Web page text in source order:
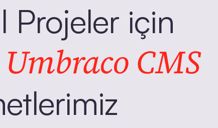
Projeler için
Umbraco CMS